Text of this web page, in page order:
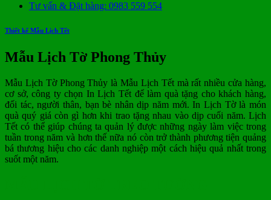
Tư vấn & Đặt hàng: 0983 559 554
Thiết kế Mẫu Lịch Tết
Mẫu Lịch Tờ Phong Thủy
Mẫu Lịch Tờ Phong Thủy là Mẫu Lịch Tết mà rất nhiều cửa hàng,
cơ sở, công ty chọn In Lịch Tết để làm quà tặng cho khách hàng,
đối tác, người thân, bạn bè nhân dịp năm mới. In Lịch Tờ là món
quà quý giá còn gì hơn khi trao tặng nhau vào dịp cuối năm. Lịch
Tết có thể giúp chúng ta quản lý được những ngày làm việc trong
tuần trong năm và hơn thế nữa nó còn trở thành phương tiện quảng
bá thương hiệu cho các danh nghiệp một cách hiệu quả nhất trong
suốt một năm.